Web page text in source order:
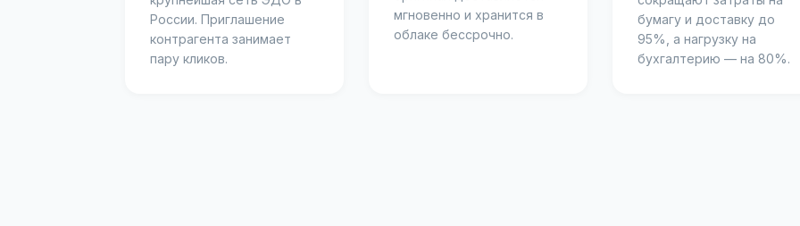
России. Приглашение
контрагента занимает
пару кликов.
мгновенно и хранится в
облаке бессрочно.
бумагу и доставку до
95%, а нагрузку на
бухгалтерию — на 80%.